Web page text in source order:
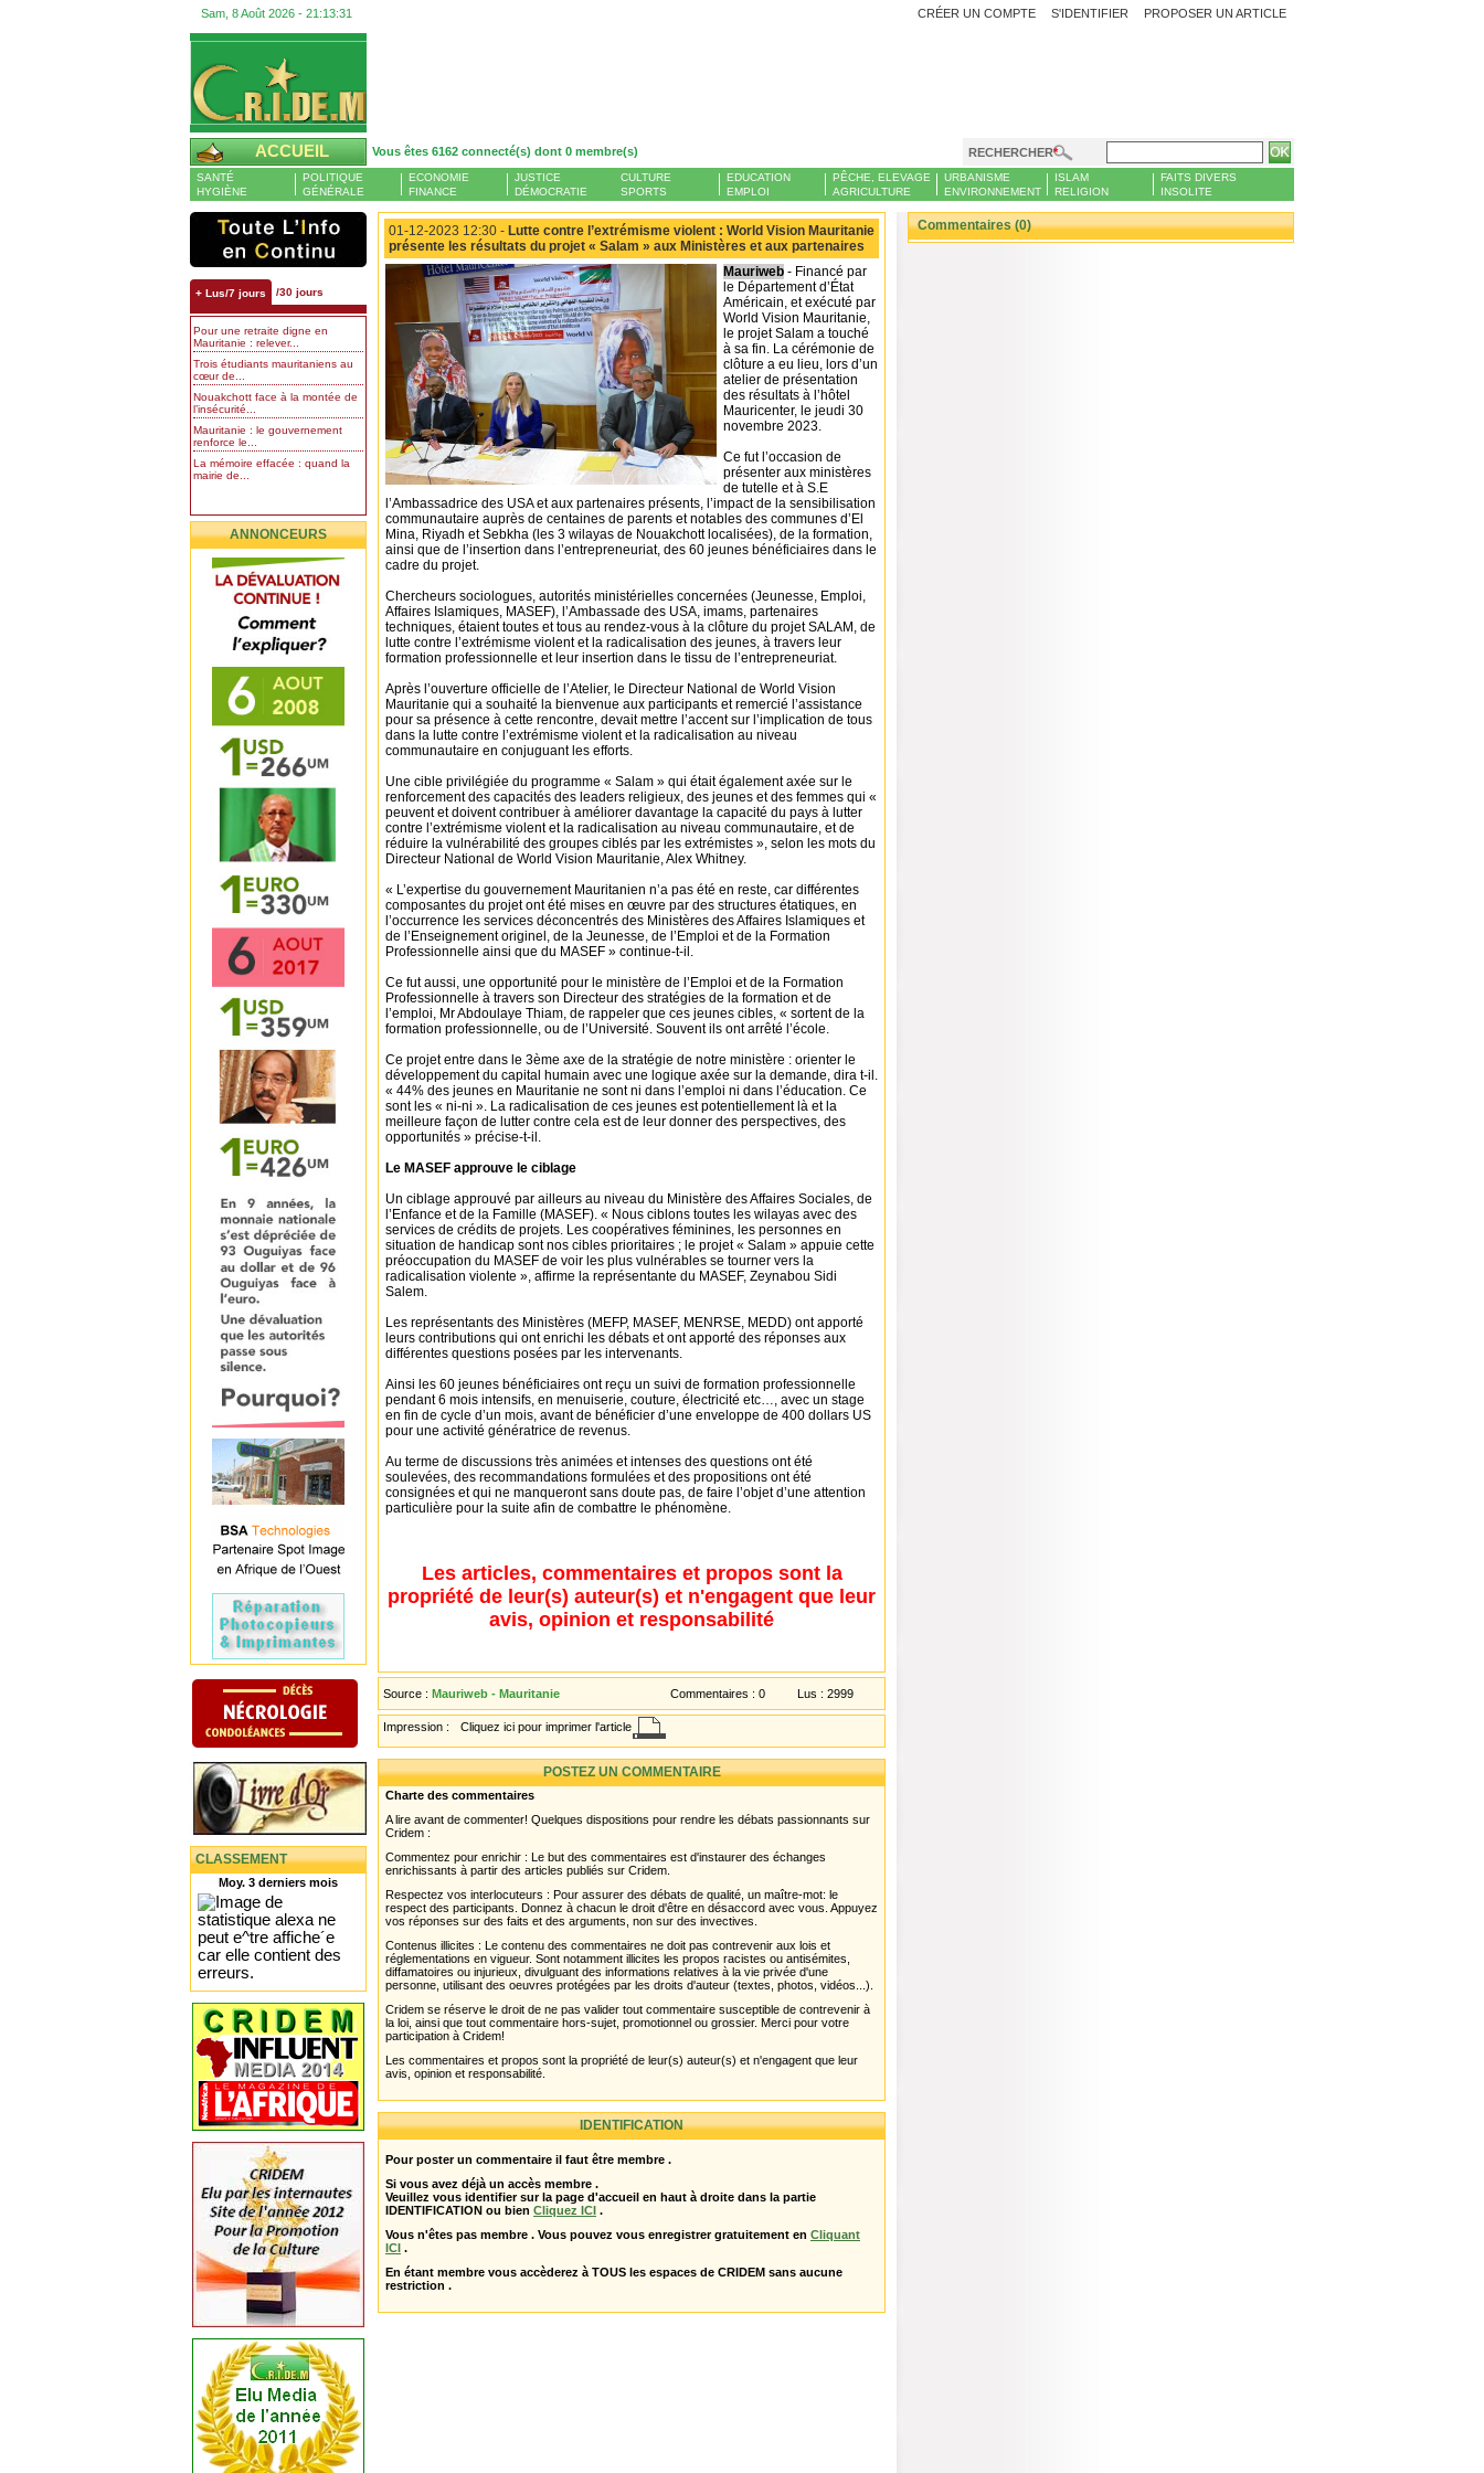
Sam, 8 Août 2026 - 21:13:32 PROPOSER UN ARTICLE
CRÉER UN COMPTE S'IDENTIFIER
ACCUEIL Vous êtes 6162 connecté(s) dont 0 membre(s) RECHERCHER
SANTÉ
HYGIÈNE
POLITIQUE
GÉNÉRALE
ECONOMIE
FINANCE
JUSTICE
DÉMOCRATIE
CULTURE
SPORTS
EDUCATION
EMPLOI
PÊCHE, ELEVAGE
AGRICULTURE
URBANISME
ENVIRONNEMENT
ISLAM
RELIGION
FAITS DIVERS
INSOLITE
+ Lus/7 jours /30 jours
Pour une retraite digne en
Mauritanie : relever...
Trois étudiants mauritaniens au
cœur de...
Nouakchott face à la montée de
l’insécurité...
Mauritanie : le gouvernement
renforce le...
La mémoire effacée : quand la
mairie de...
ANNONCEURS
CLASSEMENT
Moy. 3 derniers mois
01-12-2023 12:30 - Lutte contre l’extrémisme violent : World Vision Mauritanie
présente les résultats du projet « Salam » aux Ministères et aux partenaires
Mauriweb - Financé par
le Département d’État
Américain, et exécuté par
World Vision Mauritanie,
le projet Salam a touché
à sa fin. La cérémonie de
clôture a eu lieu, lors d’un
atelier de présentation
des résultats à l’hôtel
Mauricenter, le jeudi 30
novembre 2023.
Ce fut l’occasion de
présenter aux ministères
de tutelle et à S.E
l’Ambassadrice des USA et aux partenaires présents, l’impact de la sensibilisation
communautaire auprès de centaines de parents et notables des communes d’El
Mina, Riyadh et Sebkha (les 3 wilayas de Nouakchott localisées), de la formation,
ainsi que de l’insertion dans l’entrepreneuriat, des 60 jeunes bénéficiaires dans le
cadre du projet.
Chercheurs sociologues, autorités ministérielles concernées (Jeunesse, Emploi,
Affaires Islamiques, MASEF), l’Ambassade des USA, imams, partenaires
techniques, étaient toutes et tous au rendez-vous à la clôture du projet SALAM, de
lutte contre l’extrémisme violent et la radicalisation des jeunes, à travers leur
formation professionnelle et leur insertion dans le tissu de l’entrepreneuriat.
Après l’ouverture officielle de l’Atelier, le Directeur National de World Vision
Mauritanie qui a souhaité la bienvenue aux participants et remercié l’assistance
pour sa présence à cette rencontre, devait mettre l’accent sur l’implication de tous
dans la lutte contre l’extrémisme violent et la radicalisation au niveau
communautaire en conjuguant les efforts.
Une cible privilégiée du programme « Salam » qui était également axée sur le
renforcement des capacités des leaders religieux, des jeunes et des femmes qui «
peuvent et doivent contribuer à améliorer davantage la capacité du pays à lutter
contre l’extrémisme violent et la radicalisation au niveau communautaire, et de
réduire la vulnérabilité des groupes ciblés par les extrémistes », selon les mots du
Directeur National de World Vision Mauritanie, Alex Whitney.
« L’expertise du gouvernement Mauritanien n’a pas été en reste, car différentes
composantes du projet ont été mises en œuvre par des structures étatiques, en
l’occurrence les services déconcentrés des Ministères des Affaires Islamiques et
de l’Enseignement originel, de la Jeunesse, de l’Emploi et de la Formation
Professionnelle ainsi que du MASEF » continue-t-il.
Ce fut aussi, une opportunité pour le ministère de l’Emploi et de la Formation
Professionnelle à travers son Directeur des stratégies de la formation et de
l’emploi, Mr Abdoulaye Thiam, de rappeler que ces jeunes cibles, « sortent de la
formation professionnelle, ou de l’Université. Souvent ils ont arrêté l’école.
Ce projet entre dans le 3ème axe de la stratégie de notre ministère : orienter le
développement du capital humain avec une logique axée sur la demande, dira t-il.
« 44% des jeunes en Mauritanie ne sont ni dans l’emploi ni dans l’éducation. Ce
sont les « ni-ni ». La radicalisation de ces jeunes est potentiellement là et la
meilleure façon de lutter contre cela est de leur donner des perspectives, des
opportunités » précise-t-il.
Le MASEF approuve le ciblage
Un ciblage approuvé par ailleurs au niveau du Ministère des Affaires Sociales, de
l’Enfance et de la Famille (MASEF). « Nous ciblons toutes les wilayas avec des
services de crédits de projets. Les coopératives féminines, les personnes en
situation de handicap sont nos cibles prioritaires ; le projet « Salam » appuie cette
préoccupation du MASEF de voir les plus vulnérables se tourner vers la
radicalisation violente », affirme la représentante du MASEF, Zeynabou Sidi
Salem.
Les représentants des Ministères (MEFP, MASEF, MENRSE, MEDD) ont apporté
leurs contributions qui ont enrichi les débats et ont apporté des réponses aux
différentes questions posées par les intervenants.
Ainsi les 60 jeunes bénéficiaires ont reçu un suivi de formation professionnelle
pendant 6 mois intensifs, en menuiserie, couture, électricité etc…, avec un stage
en fin de cycle d’un mois, avant de bénéficier d’une enveloppe de 400 dollars US
pour une activité génératrice de revenus.
Au terme de discussions très animées et intenses des questions ont été
soulevées, des recommandations formulées et des propositions ont été
consignées et qui ne manqueront sans doute pas, de faire l’objet d’une attention
particulière pour la suite afin de combattre le phénomène.
Les articles, commentaires et propos sont la
propriété de leur(s) auteur(s) et n'engagent que leur
avis, opinion et responsabilité
Source : Mauriweb - Mauritanie Commentaires : 0 Lus : 2999
Impression : Cliquez ici pour imprimer l'article
POSTEZ UN COMMENTAIRE
Charte des commentaires
A lire avant de commenter! Quelques dispositions pour rendre les débats passionnants sur
Cridem :
Commentez pour enrichir : Le but des commentaires est d'instaurer des échanges
enrichissants à partir des articles publiés sur Cridem.
Respectez vos interlocuteurs : Pour assurer des débats de qualité, un maître-mot: le
respect des participants. Donnez à chacun le droit d'être en désaccord avec vous. Appuyez
vos réponses sur des faits et des arguments, non sur des invectives.
Contenus illicites : Le contenu des commentaires ne doit pas contrevenir aux lois et
réglementations en vigueur. Sont notamment illicites les propos racistes ou antisémites,
diffamatoires ou injurieux, divulguant des informations relatives à la vie privée d'une
personne, utilisant des oeuvres protégées par les droits d'auteur (textes, photos, vidéos...).
Cridem se réserve le droit de ne pas valider tout commentaire susceptible de contrevenir à
la loi, ainsi que tout commentaire hors-sujet, promotionnel ou grossier. Merci pour votre
participation à Cridem!
Les commentaires et propos sont la propriété de leur(s) auteur(s) et n'engagent que leur
avis, opinion et responsabilité.
IDENTIFICATION
Pour poster un commentaire il faut être membre .
Si vous avez déjà un accès membre .
Veuillez vous identifier sur la page d'accueil en haut à droite dans la partie
IDENTIFICATION ou bien Cliquez ICI .
Vous n'êtes pas membre . Vous pouvez vous enregistrer gratuitement en Cliquant
ICI .
En étant membre vous accèderez à TOUS les espaces de CRIDEM sans aucune
restriction .
Commentaires (0)